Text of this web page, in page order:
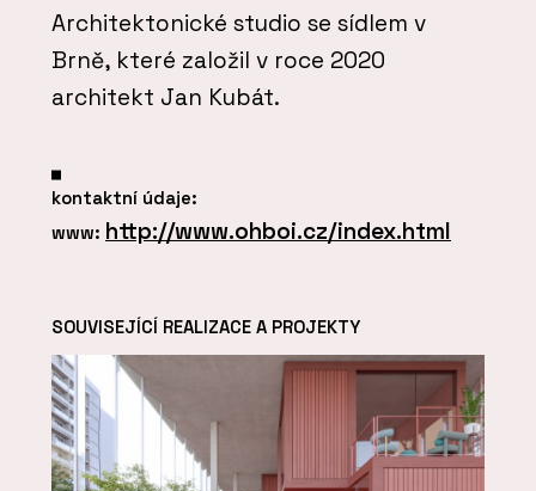
Architektonické studio se sídlem v
Brně, které založil v roce 2020
architekt Jan Kubát.
kontaktní údaje:
www: http://www.ohboi.cz/index.html
SOUVISEJÍCÍ REALIZACE A PROJEKTY